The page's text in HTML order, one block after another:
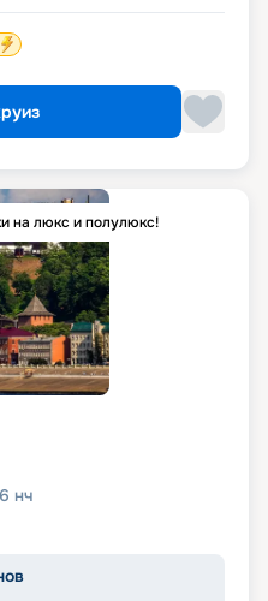
на люкс и полулюкс!
6 нч